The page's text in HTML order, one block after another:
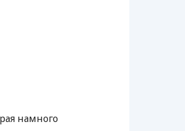
намного